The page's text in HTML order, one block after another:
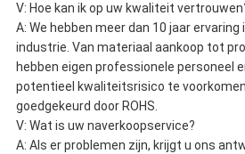
V: Hoe kan ik op uw kwaliteit
A: We hebben meer dan 10 jaar
industrie. Van materiaal aankoop tot
hebben eigen professionele personeel
potentieel kwaliteitsrisico te
goedgekeurd door ROHS.
V: Wat is uw naverkoopservice?
A: Als er problemen zijn, krijgt u ons